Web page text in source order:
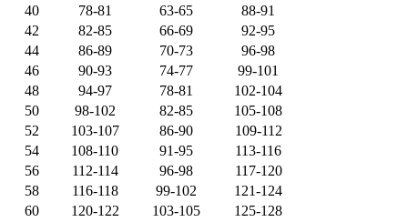
40 78-81 63-65
88-91
42
82-85 66-69
92-95
44
86-89 70-73
96-98
46
90-93 74-77
99-101
48
94-97 78-81
102-104
50
98-102 82-85
105-108
52
103-107 86-90
109-112
54
108-110 91-95
113-116
56
112-114 96-98
117-120
58
116-118 99-102
121-124
60
120-122 103-105
125-128